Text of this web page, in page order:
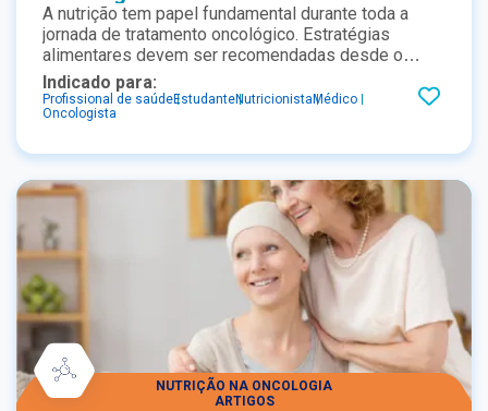
A nutrição tem papel fundamental durante toda a
jornada de tratamento oncológico. Estratégias
alimentares devem ser recomendadas desde o
momento do diagnóstico para prevenir a desnutrição
e apoiar o paciente durante o tratamento, podendo
inclusive ser indicada a terapia nutricional oral. A
consumo e atender as necessidades nutricionais
para favorecer a adesão. Para saber conhecer as
receitas acesse o e-book do Concurso OncoChef.
Indicado para:
Profissional de saúdeEstudanteNutricionistaMédico
Oncologista
NUTRIÇÃO NA ONCOLOGIA
ARTIGOS